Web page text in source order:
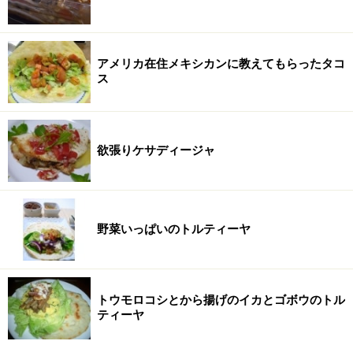
アメリカ在住メキシカンに教えてもらったタコ
ス
欲張りケサディージャ
野菜いっぱいのトルティーヤ
トウモロコシとから揚げのイカとゴボウのトル
ティーヤ